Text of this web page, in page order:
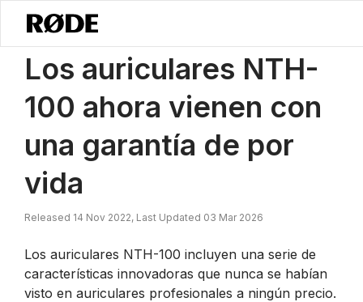
Noticias / Los Auriculares NTH-100 Ahora Están Cubiertos Por Una
Los auriculares NTH-
100 ahora vienen con
una garantía de por
vida
Released 14 Nov 2022, Last Updated 03 Mar 2026
Los auriculares NTH-100 incluyen una serie de
características innovadoras que nunca se habían
visto en auriculares profesionales a ningún precio.